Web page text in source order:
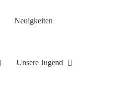
Neuigkeiten
Unsere Jugend